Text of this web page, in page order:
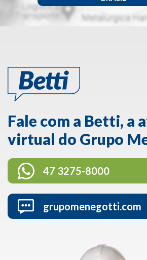
Fale com a Betti, a
virtual do Grupo
47 3275-8000
grupomenegotti.com